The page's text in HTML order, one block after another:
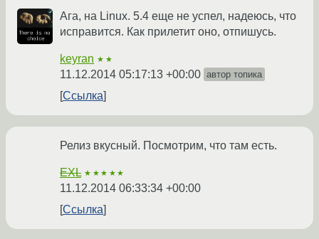
Ага, на Linux. 5.4 еще не успел, надеюсь, что
исправится. Как прилетит оно, отпишусь.
keyran ★★
11.12.2014 05:17:13 +00:00 автор топика
Ссылка
Релиз вкусный. Посмотрим, что там есть.
EXL ★★★★★
11.12.2014 06:33:34 +00:00
Ссылка